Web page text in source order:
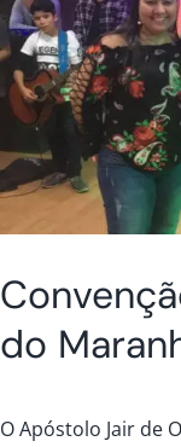
do
O Apóstolo Jair de